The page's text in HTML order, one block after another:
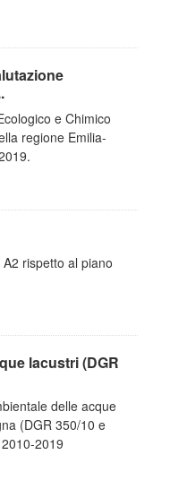
e Chimico
regione Emilia-
rispetto al piano
lacustri (DGR
delle acque
(DGR 350/10 e
2019